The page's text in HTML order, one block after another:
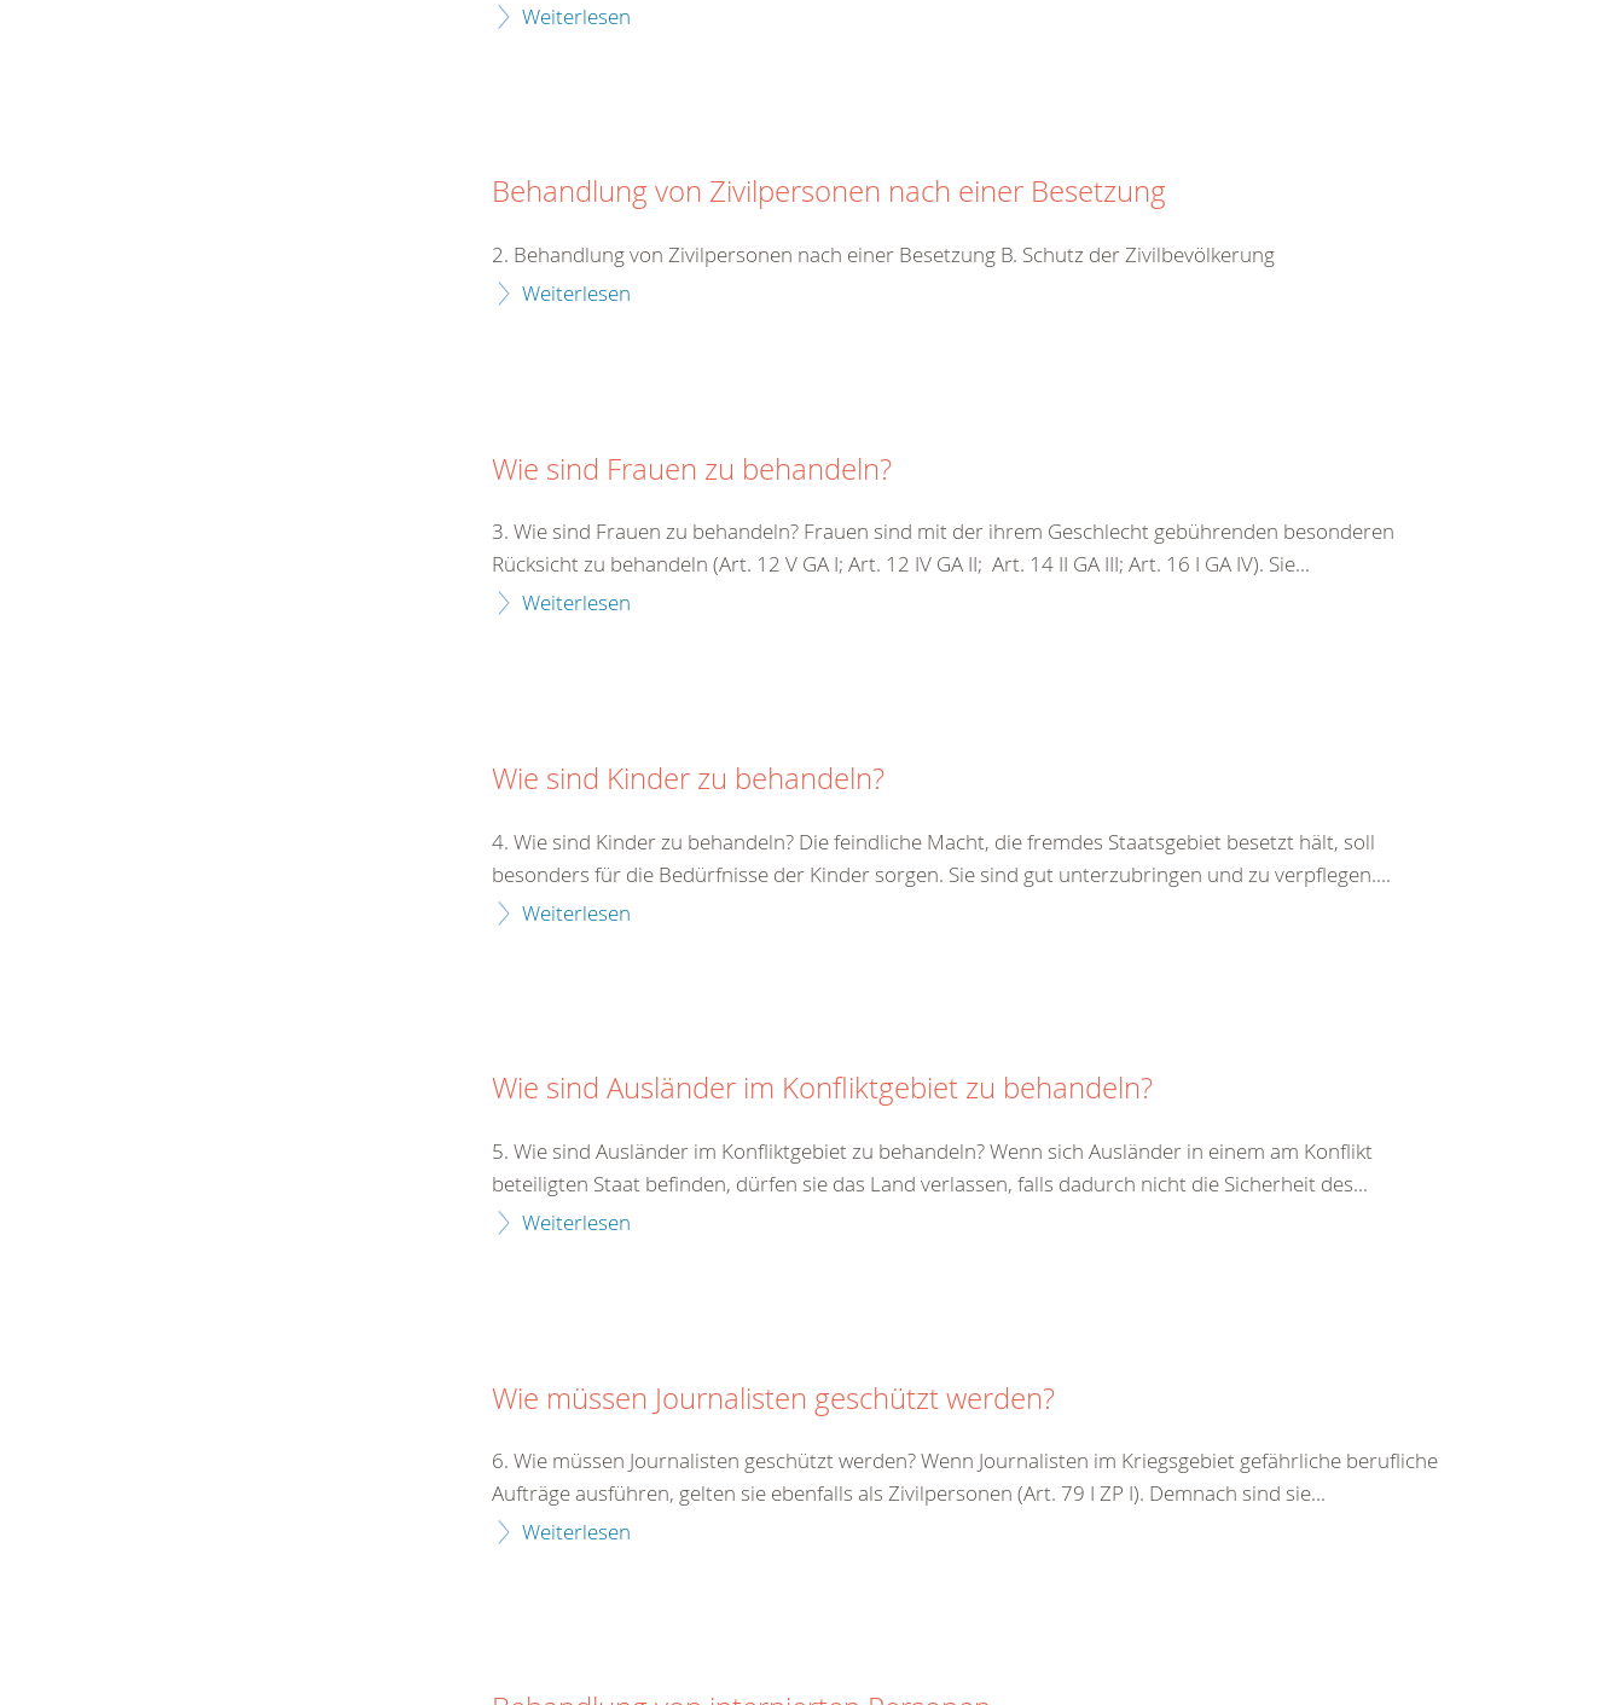
Weiterlesen
Behandlung von Zivilpersonen nach einer Besetzung
2. Behandlung von Zivilpersonen nach einer Besetzung B. Schutz der Zivilbevölkerung
Weiterlesen
Wie sind Frauen zu behandeln?
3. Wie sind Frauen zu behandeln? Frauen sind mit der ihrem Geschlecht gebührenden besonderen
Rücksicht zu behandeln (Art. 12 V GA I; Art. 12 IV GA II; Art. 14 II GA III; Art. 16 I GA IV). Sie...
Weiterlesen
Wie sind Kinder zu behandeln?
4. Wie sind Kinder zu behandeln? Die feindliche Macht, die fremdes Staatsgebiet besetzt hält, soll
besonders für die Bedürfnisse der Kinder sorgen. Sie sind gut unterzubringen und zu verpflegen....
Weiterlesen
Wie sind Ausländer im Konfliktgebiet zu behandeln?
5. Wie sind Ausländer im Konfliktgebiet zu behandeln? Wenn sich Ausländer in einem am Konflikt
beteiligten Staat befinden, dürfen sie das Land verlassen, falls dadurch nicht die Sicherheit des...
Weiterlesen
Wie müssen Journalisten geschützt werden?
6. Wie müssen Journalisten geschützt werden? Wenn Journalisten im Kriegsgebiet gefährliche berufliche
Aufträge ausführen, gelten sie ebenfalls als Zivilpersonen (Art. 79 I ZP I). Demnach sind sie...
Weiterlesen